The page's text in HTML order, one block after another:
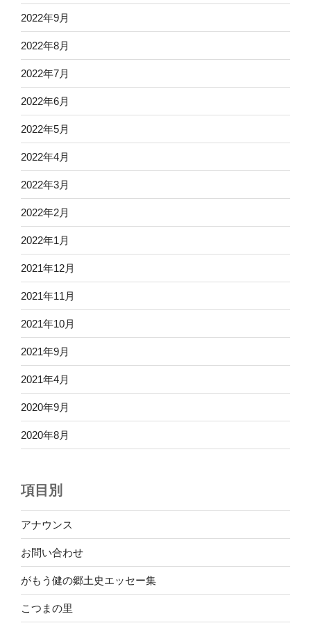
2022年9月
2022年8月
2022年7月
2022年6月
2022年5月
2022年4月
2022年3月
2022年2月
2022年1月
2021年12月
2021年11月
2021年10月
2021年9月
2021年4月
2020年9月
2020年8月
項目別
アナウンス
お問い合わせ
がもう健の郷土史エッセー集
こつまの里